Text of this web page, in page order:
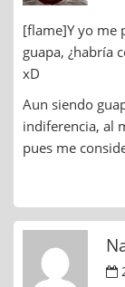
[flame]Y yo me
guapa, ¿habría
xD
Aun siendo
indiferencia, al
pues me